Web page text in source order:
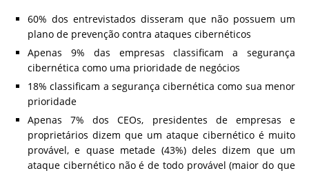
60% dos entrevistados disseram que não possuem um
plano de prevenção contra ataques cibernéticos
Apenas 9% das empresas classificam a segurança
cibernética como uma prioridade de negócios
18% classificam a segurança cibernética como sua menor
prioridade
Apenas 7% dos CEOs, presidentes de empresas e
proprietários dizem que um ataque cibernético é muito
provável, e quase metade (43%) deles dizem que um
ataque cibernético não é de todo provável (maior do que